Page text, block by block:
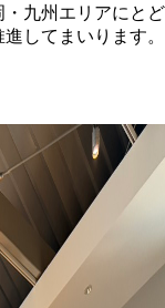
九州エリアにとど
してまいります。